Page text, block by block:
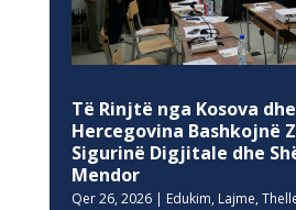
Të Rinjtë nga Kosova
Hercegovina Bashkojnë
Sigurinë Digjitale dhe
Mendor
Qer 26, 2026| Edukim, Lajme,